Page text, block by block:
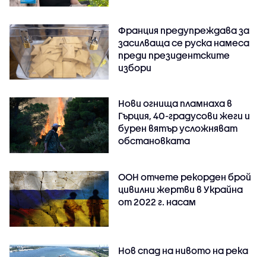
Франция предупреждава за
засилваща се руска намеса
преди президентските
избори
Нови огнища пламнаха в
Гърция, 40-градусови жеги и
бурен вятър усложняват
обстановката
ООН отчете рекорден брой
цивилни жертви в Украйна
от 2022 г. насам
Нов спад на нивото на река